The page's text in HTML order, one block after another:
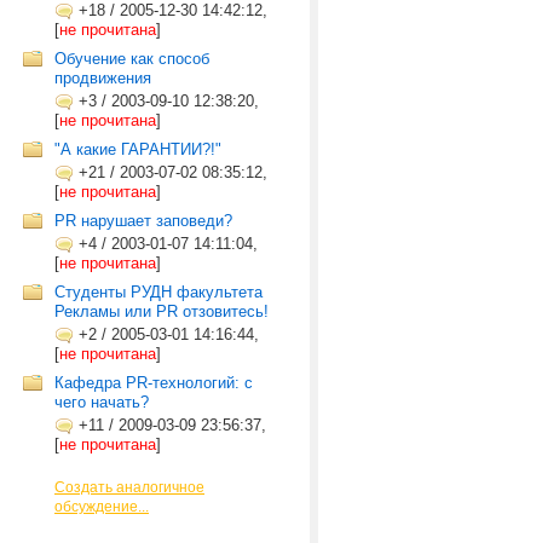
+18 / 2005-12-30 14:42:12,
[не прочитана]
Обучение как способ
продвижения
+3 / 2003-09-10 12:38:20,
[не прочитана]
"А какие ГАРАНТИИ?!"
+21 / 2003-07-02 08:35:12,
[не прочитана]
PR нарушает заповеди?
+4 / 2003-01-07 14:11:04,
[не прочитана]
Студенты РУДН факультета
Рекламы или РR отзовитесь!
+2 / 2005-03-01 14:16:44,
[не прочитана]
Кафедра PR-технологий: с
чего начать?
+11 / 2009-03-09 23:56:37,
[не прочитана]
Создать аналогичное
обсуждение...